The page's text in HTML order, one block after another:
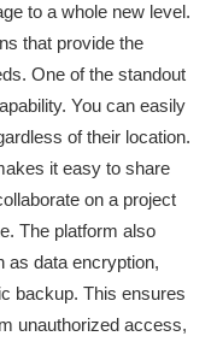
to a whole new level.
that provide the
One of the standout
You can easily
of their location.
it easy to share
on a project
The platform also
as data encryption,
backup. This ensures
unauthorized access,